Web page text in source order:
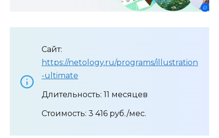
Сайт:
https://netology.ru/programs/illustration
-ultimate
Длительность: 11 месяцев
Стоимость: 3 416 руб./мес.